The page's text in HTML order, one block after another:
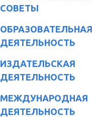
СОВЕТЫ
ОБРАЗОВАТЕЛЬНАЯ
ДЕЯТЕЛЬНОСТЬ
ИЗДАТЕЛЬСКАЯ
ДЕЯТЕЛЬНОСТЬ
МЕЖДУНАРОДНАЯ
ДЕЯТЕЛЬНОСТЬ